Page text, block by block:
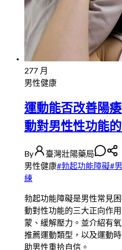
277 月
男性健康
運動能否改善陽
動對男性性功能
By
臺灣壯陽藥局
男性健康#勃起功能障礙#
練
勃起功能障礙是男性常見
動對性功能的三大正向作
蒙、緩解壓力。並介紹有
推薦運動類型，以及運動
助男性重拾自信。